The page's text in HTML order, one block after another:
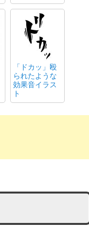
「ドカッ」殴
られたような
効果音イラス
ト